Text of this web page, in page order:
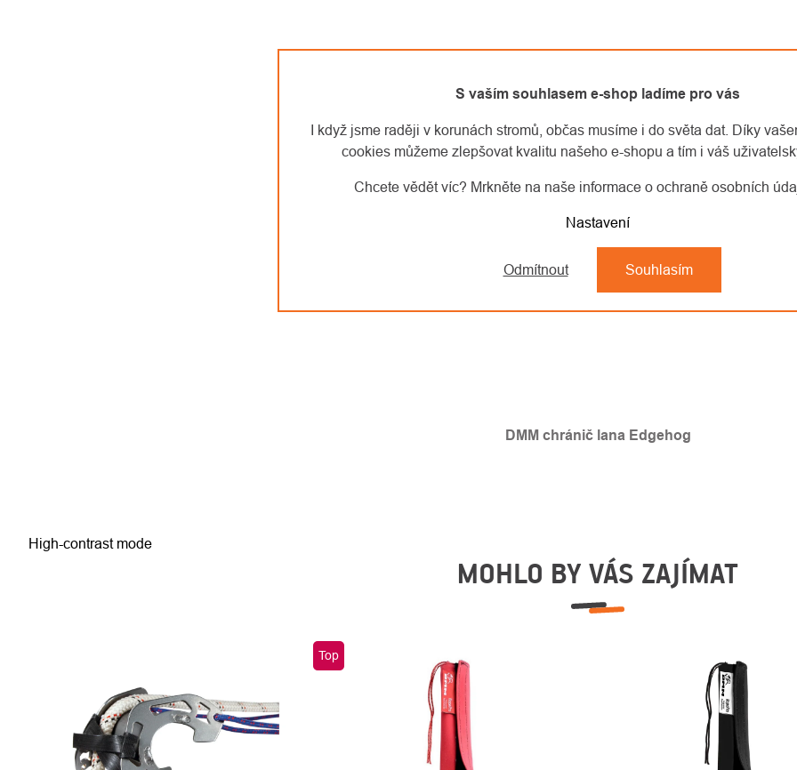
S vaším souhlasem e-shop ladíme pro vás
I když jsme raději v korunách stromů, občas musíme i do světa dat. Díky
cookies můžeme zlepšovat kvalitu našeho e-shopu a tím i váš
Chcete vědět víc? Mrkněte na naše informace o ochraně osobních
Nastavení
Odmítnout Souhlasím
DMM chránič lana Edgehog
High-contrast mode
MOHLO BY VÁS ZAJÍMAT
Top